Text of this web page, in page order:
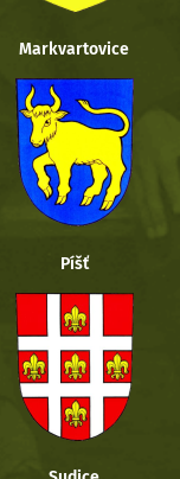
Markvartovice
Píšť